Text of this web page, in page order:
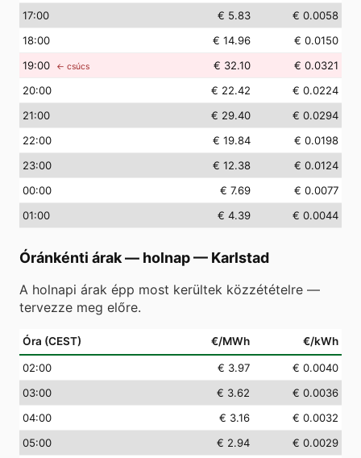
17:00 € 5.83
€ 0.0058
18:00 € 14.96
€ 0.0150
19:00 ← csúcs € 32.10
€ 0.0321
20:00 € 22.42
€ 0.0224
21:00 € 29.40
€ 0.0294
22:00 € 19.84
€ 0.0198
23:00 € 12.38
€ 0.0124
00:00 € 7.69
€ 0.0077
01:00 € 4.39 € 0.0044
Óránkénti árak — holnap— Karlstad
A holnapi árak épp most kerültek közzétételre —
tervezze meg előre.
Óra (CEST) €/MWh €/kWh
02:00 € 3.97
€ 0.0040
03:00 € 3.62
€ 0.0036
04:00 € 3.16
€ 0.0032
05:00 € 2.94
€ 0.0029